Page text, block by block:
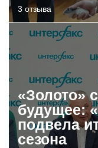
3 отзыва
«Золото»
будущее:
подвела
сезона